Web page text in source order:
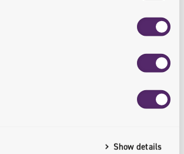
Show details
benötigen, wir werden